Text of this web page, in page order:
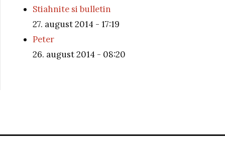
Stiahnite si bulletin
27. august 2014 - 17:19
Peter
26. august 2014 - 08:20